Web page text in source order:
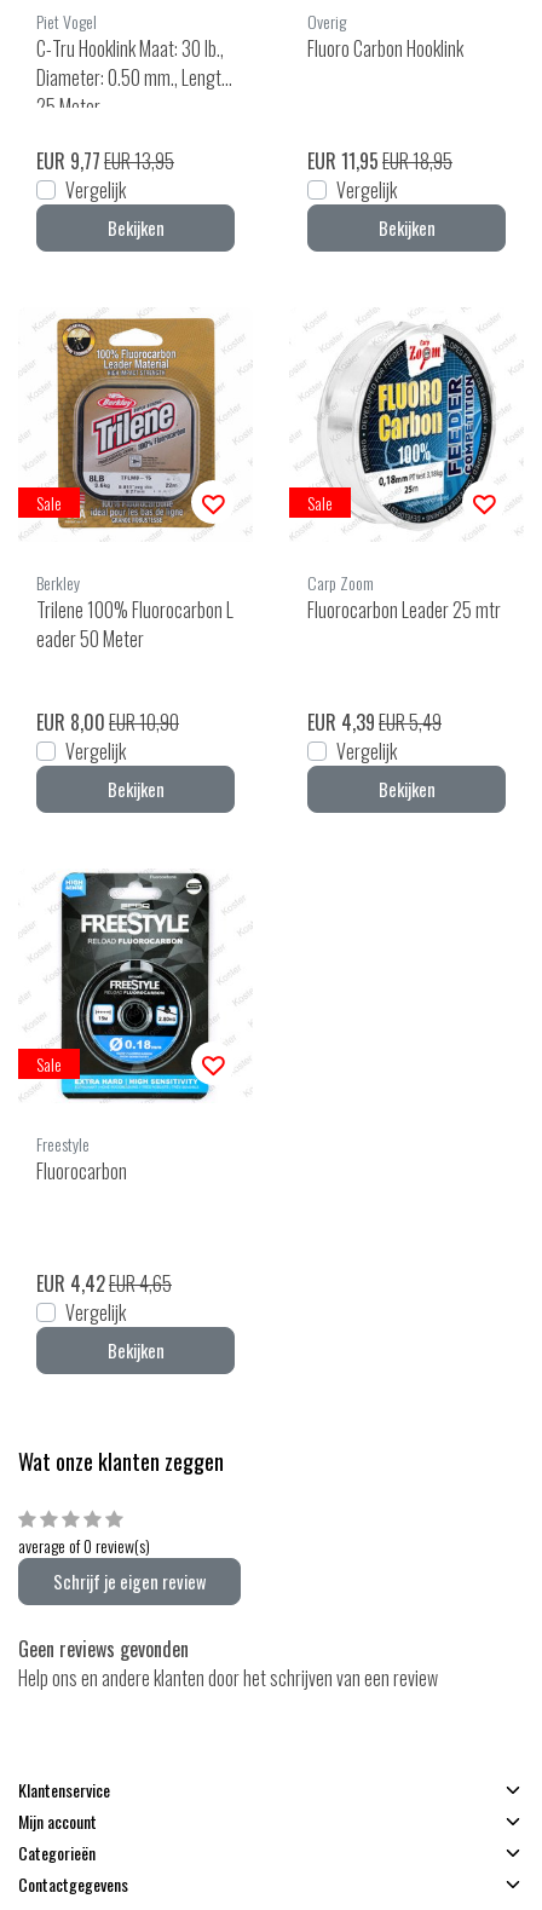
Piet Vogel
C-Tru Hooklink Maat: 30 lb.,
Diameter: 0.50 mm., Lengte:
25 Meter
EUR 9,77EUR 13,95
Vergelijk
Bekijken
Overig
Fluoro Carbon Hooklink
EUR 11,95EUR 18,95
Vergelijk
Bekijken
Sale
Berkley
Trilene 100% Fluorocarbon L
eader 50 Meter
EUR 8,00EUR 10,90
Vergelijk
Bekijken
Sale
Carp Zoom
Fluorocarbon Leader 25 mtr
EUR 4,39EUR 5,49
Vergelijk
Bekijken
Sale
Freestyle
Fluorocarbon
EUR 4,42EUR 4,65
Vergelijk
Bekijken
Wat onze klanten zeggen
average of 0 review(s)
Schrijf je eigen review
Geen reviews gevonden
Help ons en andere klanten door het schrijven van een review
Klantenservice
Mijn account
Categorieën
Contactgegevens